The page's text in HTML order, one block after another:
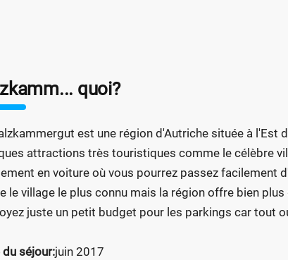
quoi?
est une région d'Autriche située à l'Est
attractions très touristiques comme le célèbre
en voiture où vous pourrez passez facilement
le village le plus connu mais la région offre bien
juste un petit budget pour les parkings car tout
du séjour:juin 2017